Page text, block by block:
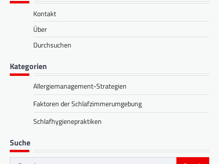
Kontakt
Über
Durchsuchen
Kategorien
Allergiemanagement-Strategien
Faktoren der Schlafzimmerumgebung
Schlafhygienepraktiken
Suche